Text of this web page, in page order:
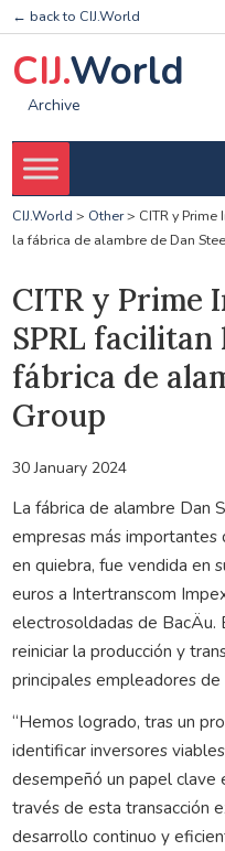
← back to CIJ.World
CIJ.World
Archive
CIJ.World > Other> CITR y
la fábrica de alambre de Dan
CITR y Prime
SPRL facilitan
fábrica de
Group
30 January 2024
La fábrica de alambre Dan
empresas más importantes
en quiebra, fue vendida en
euros a Intertranscom
electrosoldadas de
reiniciar la producción y
principales empleadores de
“Hemos logrado, tras un
identificar inversores
desempeñó un papel clave
través de esta transacción
desarrollo continuo y